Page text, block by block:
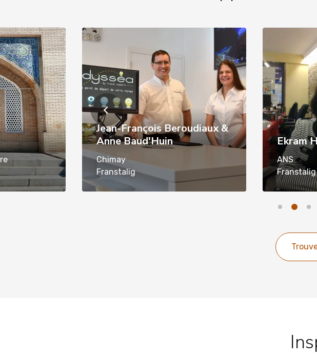
Jean-François Beroudiaux &
Anne Baud'Huin
Chimay
Franstalig
Ekram
ANS
Franstalig